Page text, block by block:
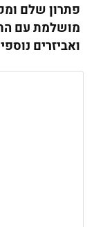
פתרון שלם
מושלמת עם
ואביזרים